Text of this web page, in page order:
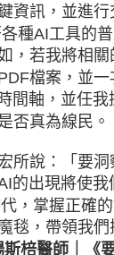
資訊，並進
種AI工具的
，若我將相
檔案，並一
間軸，並任
否真為線民。
所說：「要
的出現將使
，掌握正確
毯，帶領我
棓醫師｜《